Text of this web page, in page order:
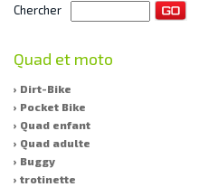
Chercher
Quad et moto
› Dirt-Bike
› Pocket Bike
› Quad enfant
› Quad adulte
› Buggy
› trotinette